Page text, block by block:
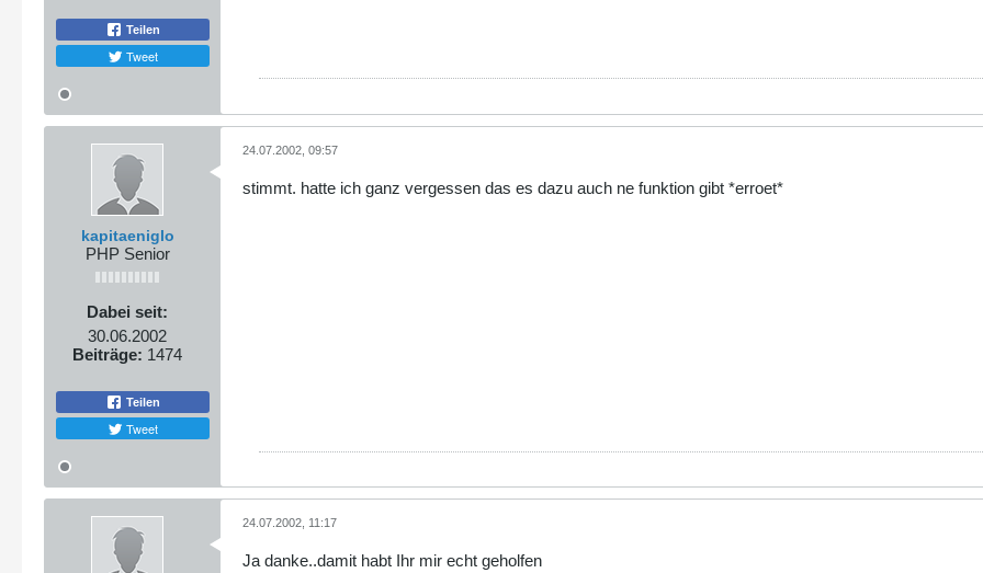
Teilen
Tweet
kapitaeniglo
PHP Senior
Dabei seit:
30.06.2002
Beiträge: 1474
Teilen
Tweet
24.07.2002, 09:57
stimmt. hatte ich ganz vergessen das es dazu auch ne funktion gibt *erroet*
24.07.2002, 11:17
Ja danke..damit habt Ihr mir echt geholfen